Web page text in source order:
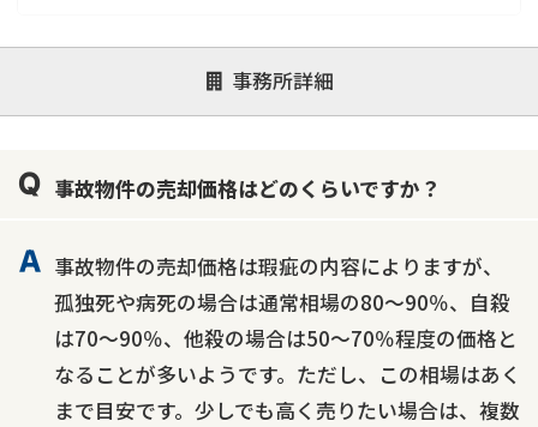
事務所詳細
対応が親身 オンライン面談可能
レスポンスが早い
1億円以上の買取可
事故物件の売却価格はどのくらいですか？
事故物件の売却価格は瑕疵の内容によりますが、
孤独死や病死の場合は通常相場の80～90％、自殺
は70～90％、他殺の場合は50～70％程度の価格と
なることが多いようです。ただし、この相場はあく
まで目安です。少しでも高く売りたい場合は、複数